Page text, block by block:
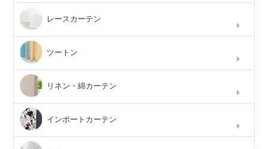
レースカーテン
ツートン
リネン・綿カーテン
インポートカーテン